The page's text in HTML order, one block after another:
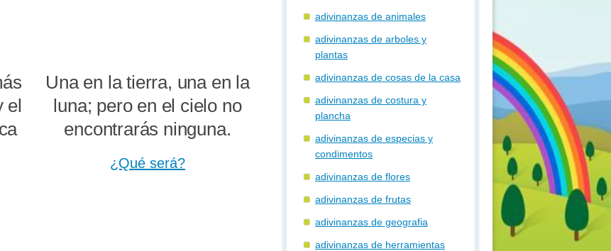
el
Una en la tierra, una en la
luna; pero en el cielo no
encontrarás ninguna.
¿Qué será?
adivinanzas de animales
adivinanzas de arboles y
plantas
adivinanzas de cosas de la casa
adivinanzas de costura y
plancha
adivinanzas de especias y
condimentos
adivinanzas de flores
adivinanzas de frutas
adivinanzas de geografia
adivinanzas de herramientas